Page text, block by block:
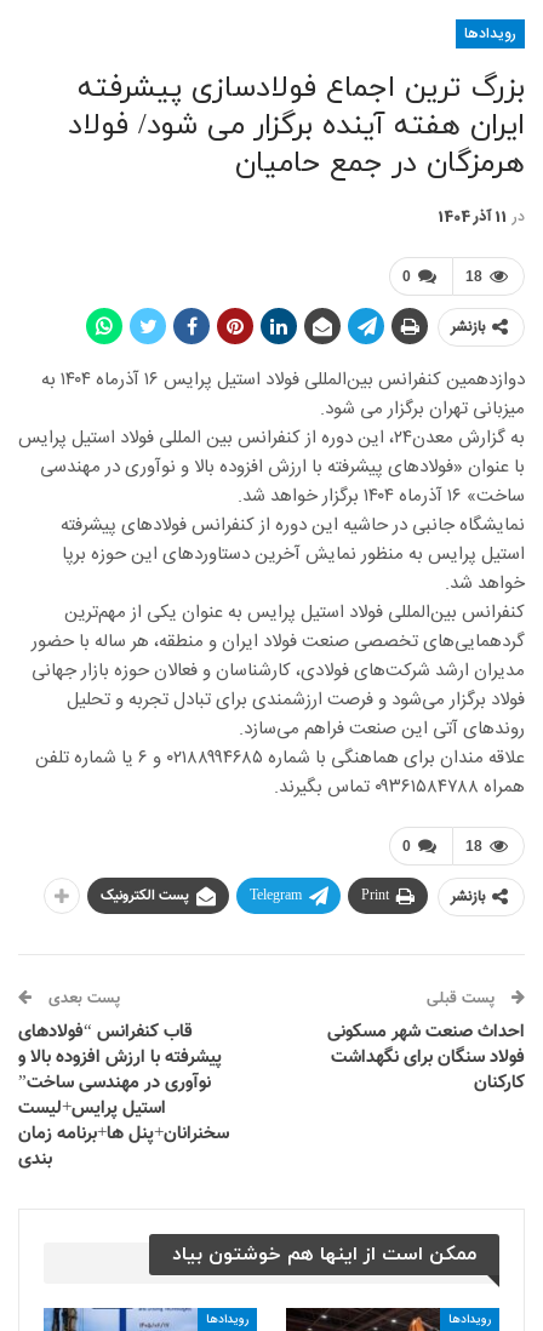
رویدادها
بزرگ ترین اجماع فولادسازی پیشرفته
ایران هفته آینده برگزار می شود/ فولاد
هرمزگان در جمع حامیان
در 11 آذر 1404
0 18
بازنشر
دوازدهمین کنفرانس بین‌المللی فولاد استیل پرایس ۱۶ آذرماه ۱۴۰۴ به
میزبانی تهران برگزار می شود.
به گزارش معدن۲۴، این دوره از کنفرانس بین المللی فولاد استیل پرایس
با عنوان «فولادهای پیشرفته با ارزش افزوده بالا و نوآوری در مهندسی
ساخت» ۱۶ آذرماه ۱۴۰۴ برگزار خواهد شد.
نمایشگاه جانبی در حاشیه این دوره از کنفرانس فولادهای پیشرفته
استیل پرایس به منظور نمایش آخرین دستاوردهای این حوزه برپا
خواهد شد.
کنفرانس بین‌المللی فولاد استیل پرایس به عنوان یکی از مهم‌ترین
گردهمایی‌های تخصصی صنعت فولاد ایران و منطقه، هر ساله با حضور
مدیران ارشد شرکت‌های فولادی، کارشناسان و فعالان حوزه بازار جهانی
فولاد برگزار می‌شود و فرصت ارزشمندی برای تبادل تجربه و تحلیل
روندهای آتی این صنعت فراهم می‌سازد.
علاقه مندان برای هماهنگی با شماره ۰۲۱۸۸۹۹۴۶۸۵ و ۶ یا شماره تلفن
همراه ۰۹۳۶۱۵۸۴۷۸۸ تماس بگیرند.
0 18
بازنشر Print
Telegram پست الکترونیک
پست قبلی
احداث صنعت شهر مسکونی
فولاد سنگان برای نگهداشت
کارکنان
پست بعدی
قاب کنفرانس “فولادهای
پیشرفته با ارزش افزوده بالا و
نوآوری در مهندسی ساخت”
استیل پرایس+لیست
سخنرانان+پنل ها+برنامه زمان
بندی
ممکن است از اینها هم خوشتون بیاد
رویدادها رویدادها